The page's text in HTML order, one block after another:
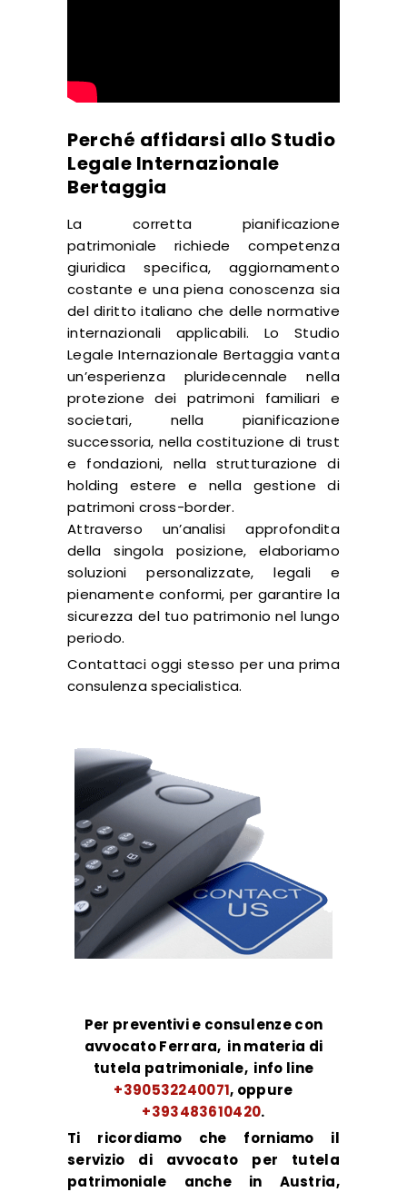
Perché affidarsi allo Studio
Legale Internazionale
Bertaggia
La corretta pianificazione
patrimoniale richiede competenza
giuridica specifica, aggiornamento
costante e una piena conoscenza sia
del diritto italiano che delle normative
internazionali applicabili. Lo Studio
Legale Internazionale Bertaggia vanta
un’esperienza pluridecennale nella
protezione dei patrimoni familiari e
societari, nella pianificazione
successoria, nella costituzione di trust
e fondazioni, nella strutturazione di
holding estere e nella gestione di
patrimoni cross-border.
Attraverso un’analisi approfondita
della singola posizione, elaboriamo
soluzioni personalizzate, legali e
pienamente conformi, per garantire la
sicurezza del tuo patrimonio nel lungo
periodo.
Contattaci oggi stesso per una prima
consulenza specialistica.
Per preventivi e consulenze con
avvocato Ferrara, in materia di
tutela patrimoniale, info line
+390532240071, oppure
+393483610420.
Ti ricordiamo che forniamo il
servizio di avvocato per tutela
patrimoniale anche in Austria,